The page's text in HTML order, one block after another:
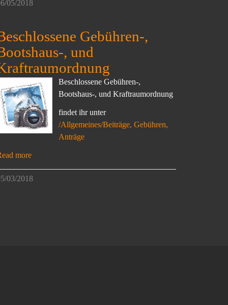
05/2018
Gebühren-,
, und
Beschlossene Gebühren-,
Bootshaus-, und Kraftraumordnung
findet ihr unter
/Allgemeines/Beiträge, Gebühren,
Anträge
more
03/2018